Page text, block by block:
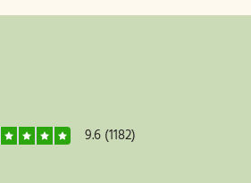
9.6 (1182)